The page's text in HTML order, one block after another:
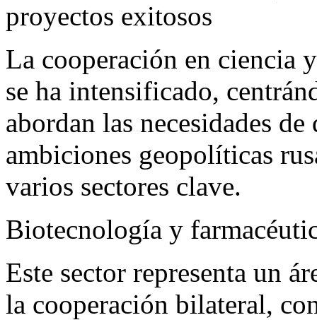
proyectos exitosos
La cooperación en ciencia
se ha intensificado,
abordan las necesidades
ambiciones geopolíticas
varios sectores clave.
Biotecnología y
Este sector representa un
la cooperación bilateral,